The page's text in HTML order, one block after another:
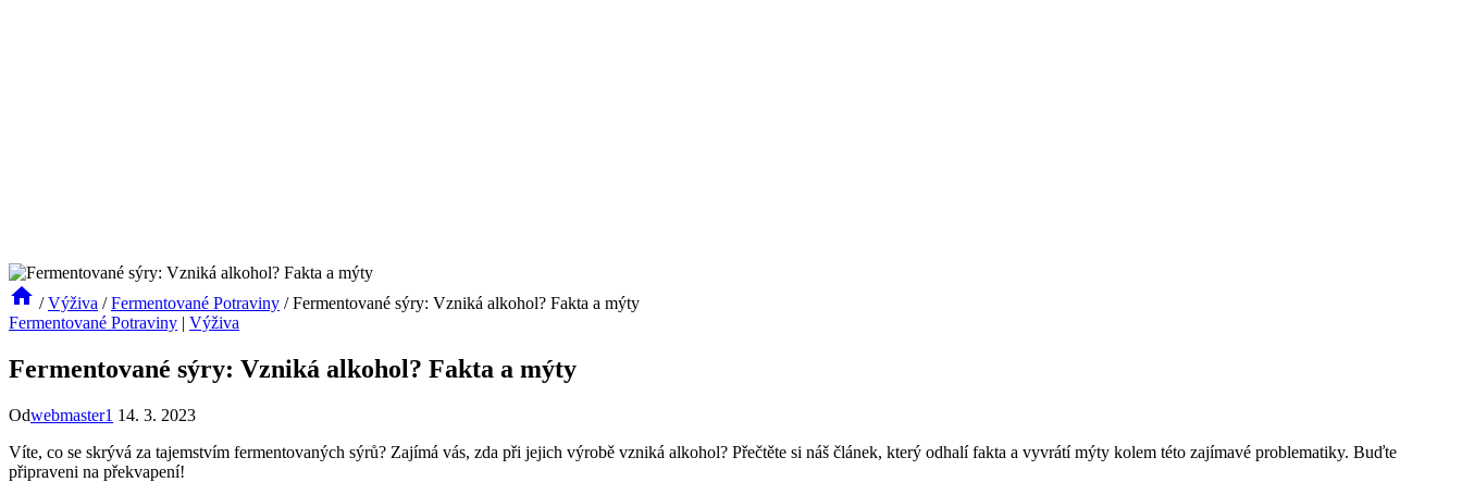
/ Výživa / Fermentované Potraviny / Fermentované sýry: Vzniká alkohol? Fakta a mýty
Fermentované Potraviny | Výživa
Fermentované sýry: Vzniká alkohol? Fakta a mýty
Odwebmaster1 14. 3. 2023
Víte, co se skrývá za tajemstvím fermentovaných sýrů? Zajímá vás, zda při jejich výrobě vzniká alkohol? Přečtěte si náš článek, který odhalí fakta a vyvrátí mýty kolem této zajímavé problematiky. Buďte
připraveni na překvapení!